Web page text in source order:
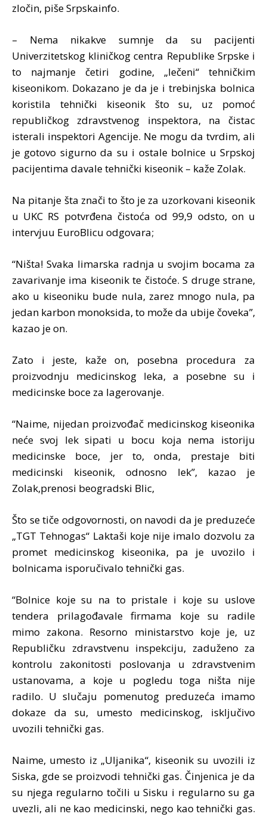
zločin, piše Srpskainfo.
– Nema nikakve sumnje da su pacijenti
Univerzitetskog kliničkog centra Republike Srpske i
to najmanje četiri godine, „lečeni“ tehničkim
kiseonikom. Dokazano je da je i trebinjska bolnica
koristila tehnički kiseonik što su, uz pomoć
republičkog zdravstvenog inspektora, na čistac
isterali inspektori Agencije. Ne mogu da tvrdim, ali
je gotovo sigurno da su i ostale bolnice u Srpskoj
pacijentima davale tehnički kiseonik – kaže Zolak.
Na pitanje šta znači to što je za uzorkovani kiseonik
u UKC RS potvrđena čistoća od 99,9 odsto, on u
intervjuu EuroBlicu odgovara;
“Ništa! Svaka limarska radnja u svojim bocama za
zavarivanje ima kiseonik te čistoće. S druge strane,
ako u kiseoniku bude nula, zarez mnogo nula, pa
jedan karbon monoksida, to može da ubije čoveka”,
kazao je on.
Zato i jeste, kaže on, posebna procedura za
proizvodnju medicinskog leka, a posebne su i
medicinske boce za lagerovanje.
“Naime, nijedan proizvođač medicinskog kiseonika
neće svoj lek sipati u bocu koja nema istoriju
medicinske boce, jer to, onda, prestaje biti
medicinski kiseonik, odnosno lek”, kazao je
Zolak,prenosi beogradski Blic,
Što se tiče odgovornosti, on navodi da je preduzeće
„TGT Tehnogas“ Laktaši koje nije imalo dozvolu za
promet medicinskog kiseonika, pa je uvozilo i
bolnicama isporučivalo tehnički gas.
“Bolnice koje su na to pristale i koje su uslove
tendera prilagođavale firmama koje su radile
mimo zakona. Resorno ministarstvo koje je, uz
Republičku zdravstvenu inspekciju, zaduženo za
kontrolu zakonitosti poslovanja u zdravstvenim
ustanovama, a koje u pogledu toga ništa nije
radilo. U slučaju pomenutog preduzeća imamo
dokaze da su, umesto medicinskog, isključivo
uvozili tehnički gas.
Naime, umesto iz „Uljanika“, kiseonik su uvozili iz
Siska, gde se proizvodi tehnički gas. Činjenica je da
su njega regularno točili u Sisku i regularno su ga
uvezli, ali ne kao medicinski, nego kao tehnički gas.